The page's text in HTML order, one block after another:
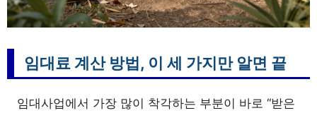
임대료 계산 방법, 이 세 가지만 알면 끝
임대사업에서 가장 많이 착각하는 부분이 바로 “받은